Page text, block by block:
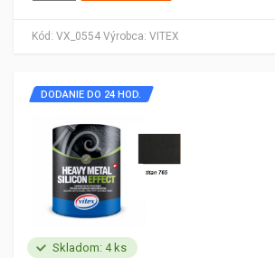
Kód: VX_0554 Výrobca: VITEX
Skladom: 4 ks
DODANIE DO 24 HOD.